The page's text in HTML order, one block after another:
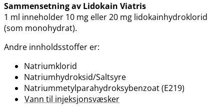
Sammensetning av Lidokain Viatris
1 ml inneholder 10 mg eller 20 mg lidokainhydroklorid
(som monohydrat).
Andre innholdsstoffer er:
Natriumklorid
Natriumhydroksid​/​Saltsyre
Natriummetylparahydroksybenzoat (E219)
Vann til injeksjonsvæsker